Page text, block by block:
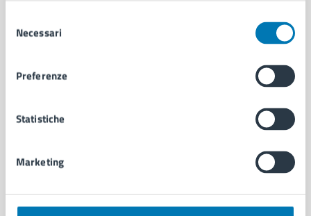
delNecessari
Preferenze
Statistiche
Marketing
Politici
Intranet, posta aziendale e protocollo
CATEGORIE DI SERVIZIO
Anagrafe e stato civile